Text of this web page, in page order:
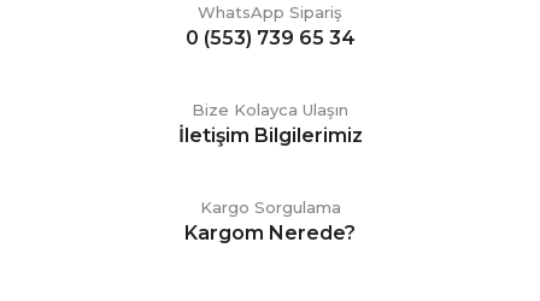
WhatsApp Sipariş
0 (553) 739 65 34
Bize Kolayca Ulaşın
İletişim Bilgilerimiz
Kargo Sorgulama
Kargom Nerede?